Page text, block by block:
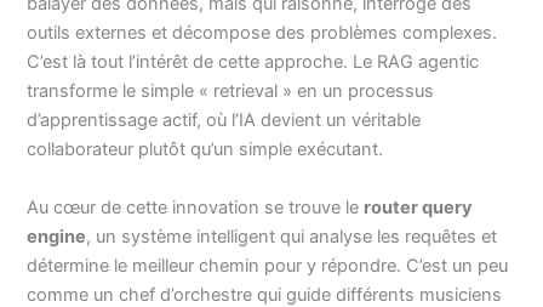
outils externes et décompose des problèmes complexes.
C’est là tout l’intérêt de cette approche. Le RAG agentic
transforme le simple « retrieval » en un processus
d’apprentissage actif, où l’IA devient un véritable
collaborateur plutôt qu’un simple exécutant.
Au cœur de cette innovation se trouve le router query
engine, un système intelligent qui analyse les requêtes et
détermine le meilleur chemin pour y répondre. C’est un peu
comme un chef d’orchestre qui guide différents musiciens